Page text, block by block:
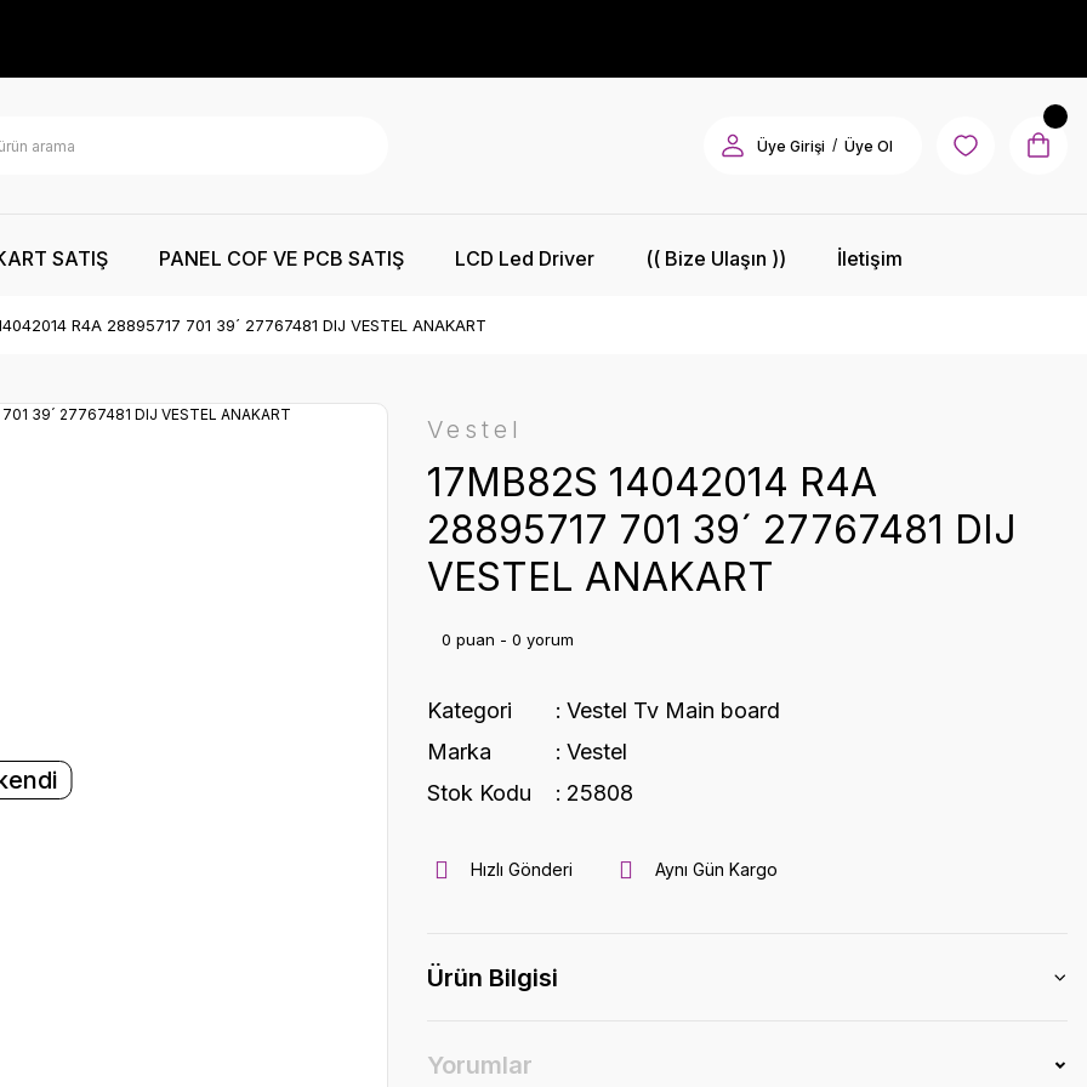
Üye Girişi / Üye Ol
SATIŞ PANEL COF VE PCB SATIŞ LCD Led Driver (( Bize Ulaşın )) İletişim
R4A 28895717 701 39´ 27767481 DIJ VESTEL ANAKART
Vestel
17MB82S 14042014 R4A
28895717 701 39´ 27767481 DIJ
VESTEL ANAKART
0 puan - 0 yorum
Kategori
Vestel Tv Main board
Marka
Vestel
Stok Kodu
25808
Hızlı Gönderi Aynı Gün Kargo
Ürün Bilgisi
Yorumlar